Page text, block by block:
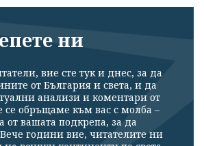
ни
вие сте тук и днес, за да
от България и света, и да
анализи и коментари от
се обръщаме към вас с молба –
вашата подкрепа, за да
години вие, читателите ни